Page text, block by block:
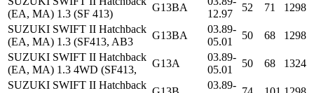
(EA, MA) 1.3 (SF 413)
G13BA
12.97
52 71
1298
SUZUKI SWIFT II Hatchback
(EA, MA) 1.3 (SF413, AB3
G13BA
03.89-
05.01
50 68
1298
SUZUKI SWIFT II Hatchback
(EA, MA) 1.3 4WD (SF413,
G13A
03.89-
05.01
50 68
1324
SUZUKI SWIFT II Hatchback
03.89-